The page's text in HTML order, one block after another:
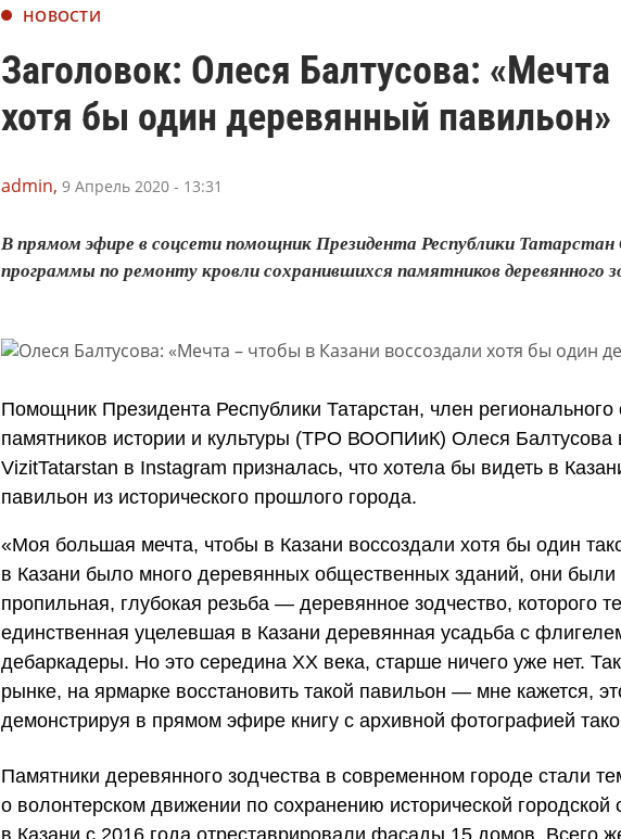
НОВОСТИ
Заголовок: Олеся Балтусова:
хотя бы один деревянный павильон»
admin, 9 Апрель 2020 - 13:31
В прямом эфире в соцсети помощник Президента Республики
программы по ремонту кровли сохранившихся памятников деревянного
Помощник Президента Республики Татарстан, член
памятников истории и культуры (ТРО ВООПИиК) Олеся Балтусова
VizitTatarstan в Instagram призналась, что хотела бы видеть в
павильон из исторического прошлого города.
«Моя большая мечта, чтобы в Казани воссоздали хотя бы один
в Казани было много деревянных общественных зданий, они
пропильная, глубокая резьба — деревянное зодчество, которого
единственная уцелевшая в Казани деревянная усадьба с
дебаркадеры. Но это середина ХХ века, старше ничего уже нет.
рынке, на ярмарке восстановить такой павильон — мне кажется,
демонстрируя в прямом эфире книгу с архивной фотографией
Памятники деревянного зодчества в современном городе стали
о волонтерском движении по сохранению исторической
в Казани с 2016 года отреставрировали фасады 15 домов. Всего